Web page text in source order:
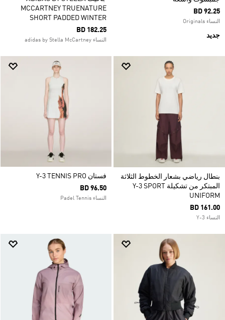
BD 92.25
النساء Originals
جديد
MCCARTNEY TRUENATURE
SHORT PADDED WINTER
BD 182.25
النساء adidas by Stella McCartney
بنطال رياضي بشعار الخطوط الثلاثة
المبتكر من تشكيلة Y-3 SPORT
UNIFORM
BD 161.00
النساء Y-3
فستان Y-3 TENNIS PRO
BD 96.50
النساء Padel Tennis